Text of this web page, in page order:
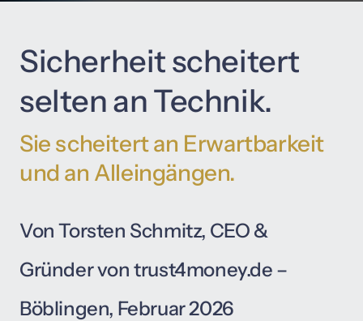
Sicherheit
selten an Technik.
Sie scheitert an
und an Alleingängen.
Von Torsten Schmitz, CEO
&
Gründer von trust4money.de
Böblingen, Februar 2026